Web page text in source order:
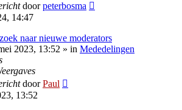
doorpeterbosma
14:47
naar nieuwe moderators
2023, 13:52 » in Mededelingen
doorPaul
13:52